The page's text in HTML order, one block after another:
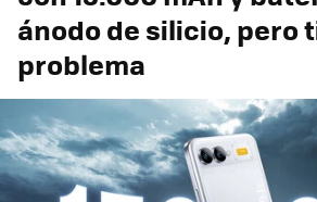
ánodo de silicio, pero
problema